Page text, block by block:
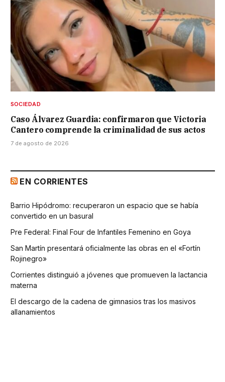
SOCIEDAD
Caso Álvarez Guardia: confirmaron que Victoria
Cantero comprende la criminalidad de sus actos
7 de agosto de 2026
EN CORRIENTES
Barrio Hipódromo: recuperaron un espacio que se había
convertido en un basural
Pre Federal: Final Four de Infantiles Femenino en Goya
San Martín presentará oficialmente las obras en el «Fortín
Rojinegro»
Corrientes distinguió a jóvenes que promueven la lactancia
materna
El descargo de la cadena de gimnasios tras los masivos
allanamientos